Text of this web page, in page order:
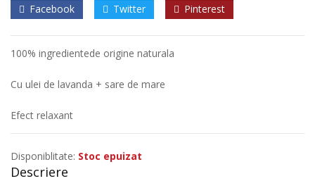
Facebook Twitter Pinterest
100% ingredientede origine naturala
Cu ulei de lavanda + sare de mare
Efect relaxant
Disponiblitate: Stoc epuizat
Descriere